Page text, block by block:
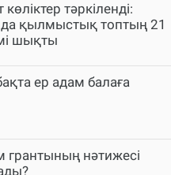
тәркіленді:
қылмыстық топтың 21
шықты
ер адам балаға
грантының нәтижесі